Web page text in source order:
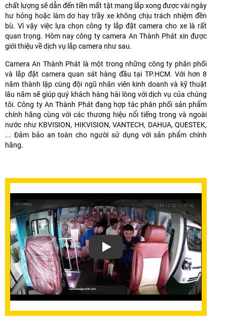
chất lượng sẽ dẫn đến tiền mất tật mang lắp xong được vài ngày
hư hỏng hoặc làm dơ hay trầy xe không chịu trách nhiệm đền
bù. Vì vậy việc lựa chọn công ty lắp đặt camera cho xe là rất
quan trọng. Hôm nay công ty camera An Thành Phát xin được
giới thiệu về dịch vụ lắp camera như sau.
Camera An Thành Phát là một trong những công ty phân phối
và lắp đặt camera quan sát hàng đầu tại TP.HCM. Với hơn 8
năm thành lập cùng đội ngũ nhân viên kinh doanh và kỹ thuật
lâu năm sẽ giúp quý khách hàng hài lòng với dịch vụ của chúng
tôi. Công ty An Thành Phát đang hợp tác phân phối sản phẩm
chính hãng cùng với các thương hiệu nổi tiếng trong và ngoài
nước như KBVISION, HIKVISION, VANTECH, DAHUA, QUESTEK,
... Đảm bảo an toàn cho người sử dụng với sản phẩm chính
hãng.